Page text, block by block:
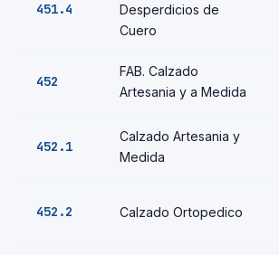
451.4
Desperdicios de
Cuero
452
FAB. Calzado
Artesania y a Medida
452.1
Calzado Artesania y
Medida
452.2 Calzado Ortopedico